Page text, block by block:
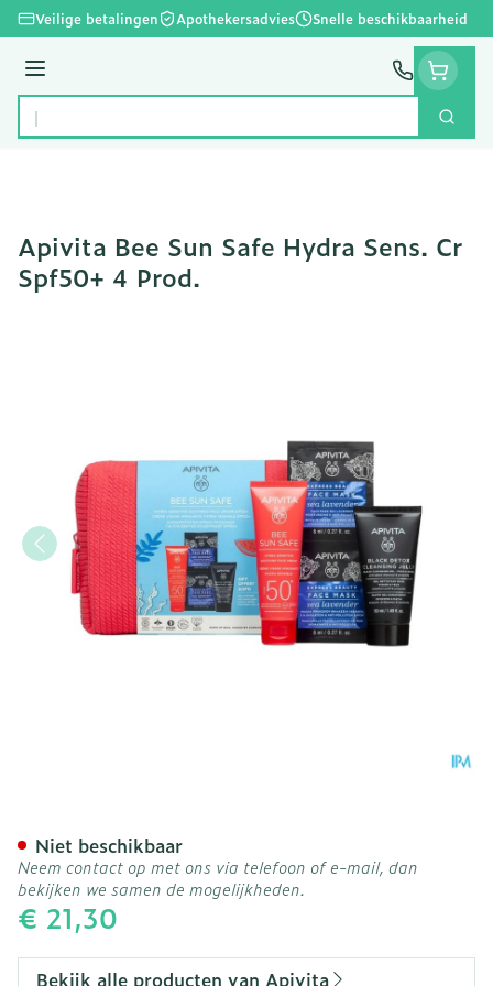
Ga naar de inhoud
Veilige betalingen Apothekersadvies Snelle beschikbaarheid
Menu
Product, merk, categorie...
Zoek
Apivita Bee Sun Safe Hydra Sens. Cr
Spf50+ 4 Prod.
€ 21,30
Niet beschikbaar
Neem contact op met ons via telefoon of e-mail, dan
bekijken we samen de mogelijkheden.
Bekijk alle producten van Apivita